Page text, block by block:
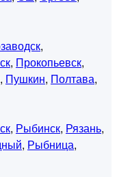
,
, Прокопьевск,
, Пушкин, Полтава,
, Рыбинск, Рязань,
, Рыбница,